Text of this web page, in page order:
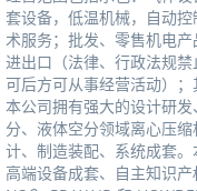
套设备，低温机械，自动
术服务；批发、零售机电
进出口（法律、行政法规
可后方可从事经营活动）；
本公司拥有强大的设计研
分、液体空分领域离心压
计、制造装配、系统成套
高端设备成套、自主知识